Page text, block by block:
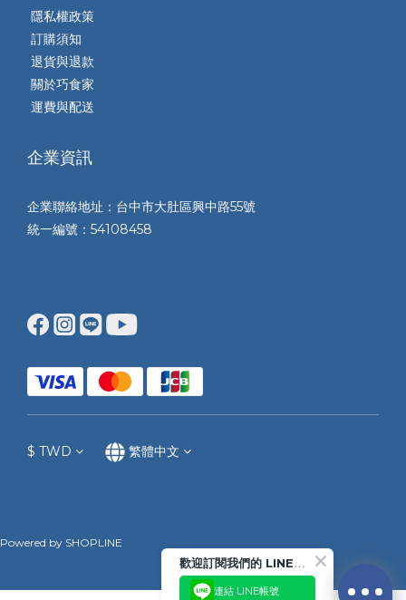
隱私權政策
訂購須知
退貨與退款
關於巧食家
運費與配送
企業資訊
企業聯絡地址：台中市大肚區興中路55號
統一編號：54108458
$ TWD 繁體中文
Powered by SHOPLINE
歡迎訂閱我們的 LINE官方帳號
連結 LINE帳號